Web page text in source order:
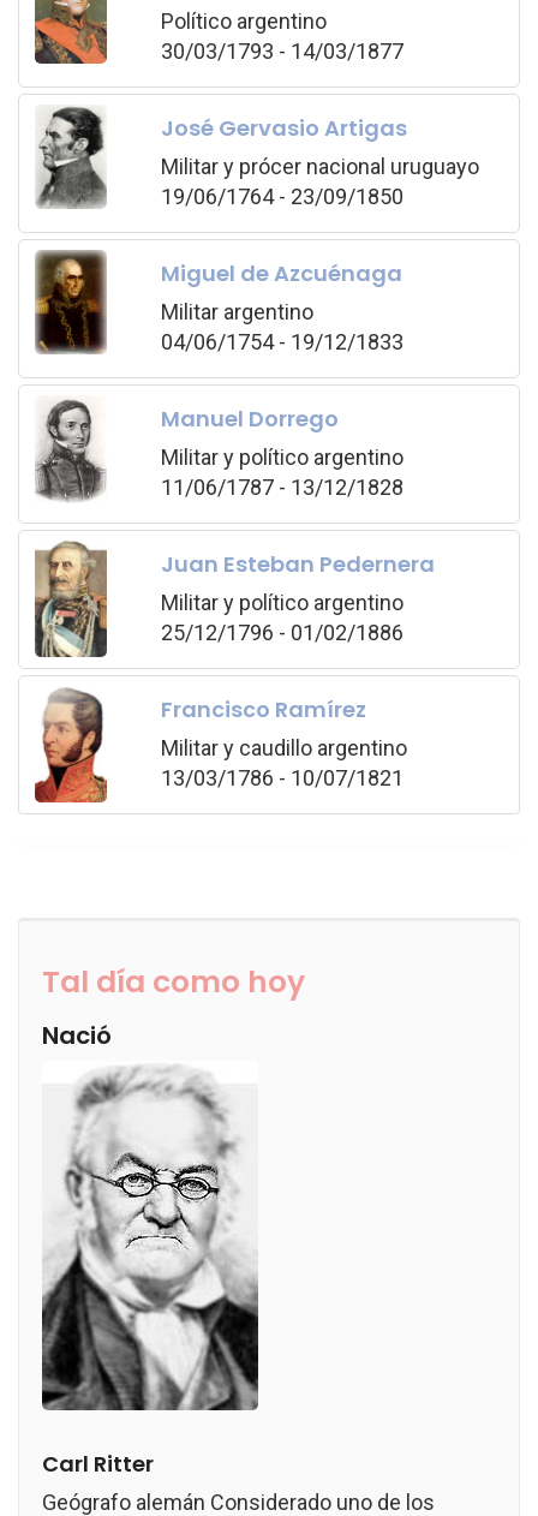
Político argentino
30/03/1793 - 14/03/1877
José Gervasio Artigas
Militar y prócer nacional uruguayo
19/06/1764 - 23/09/1850
Miguel de Azcuénaga
Militar argentino
04/06/1754 - 19/12/1833
Manuel Dorrego
Militar y político argentino
11/06/1787 - 13/12/1828
Juan Esteban Pedernera
Militar y político argentino
25/12/1796 - 01/02/1886
Francisco Ramírez
Militar y caudillo argentino
13/03/1786 - 10/07/1821
Tal día como hoy
Nació
Carl Ritter
Geógrafo alemán Considerado uno de los